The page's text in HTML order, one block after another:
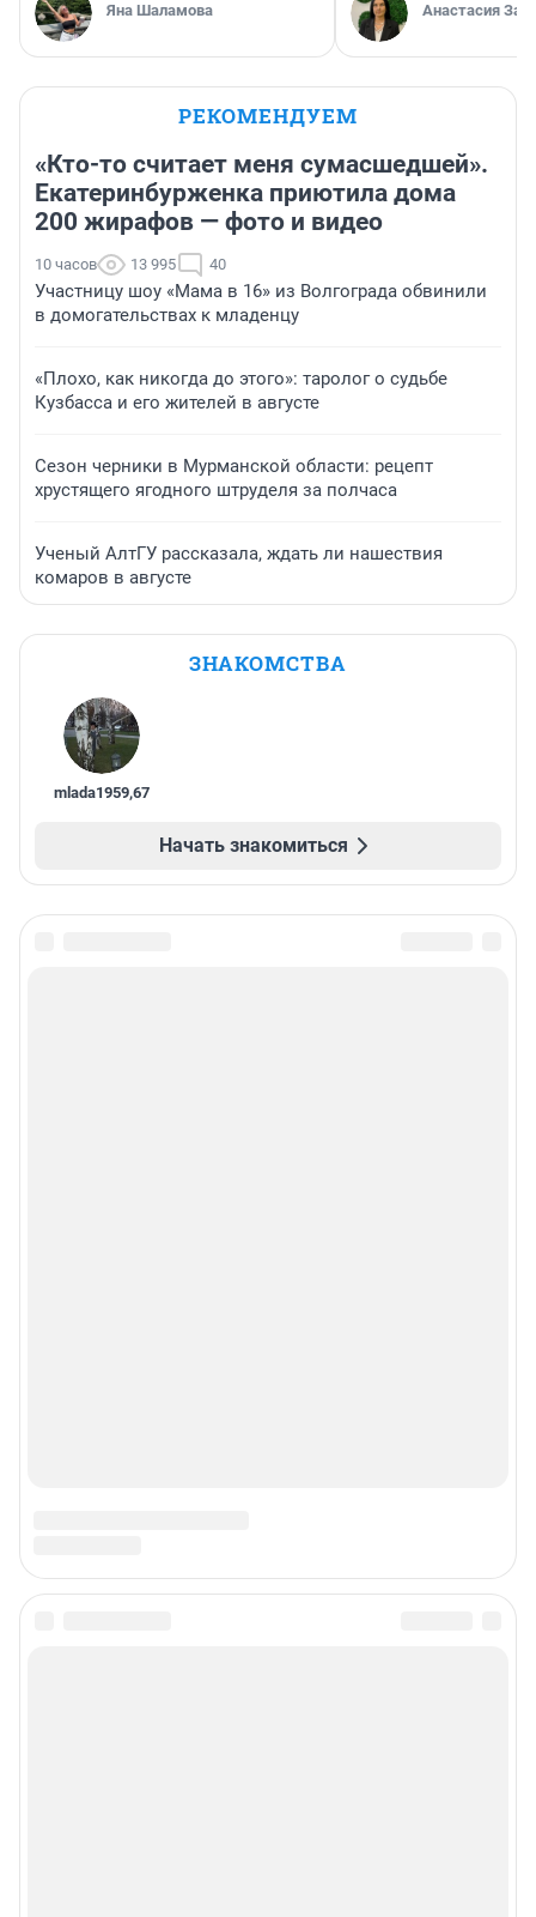
Яна Шаламова Анастасия
РЕКОМЕНДУЕМ
«Кто-то считает меня сумасшедшей».
Екатеринбурженка приютила дома
200 жирафов — фото и видео
10 часов 13 995 40
Участницу шоу «Мама в 16» из Волгограда обвинили
в домогательствах к младенцу
«Плохо, как никогда до этого»: таролог о судьбе
Кузбасса и его жителей в августе
Сезон черники в Мурманской области: рецепт
хрустящего ягодного штруделя за полчаса
Ученый АлтГУ рассказала, ждать ли нашествия
комаров в августе
ЗНАКОМСТВА
mlada1959,67
Начать знакомиться